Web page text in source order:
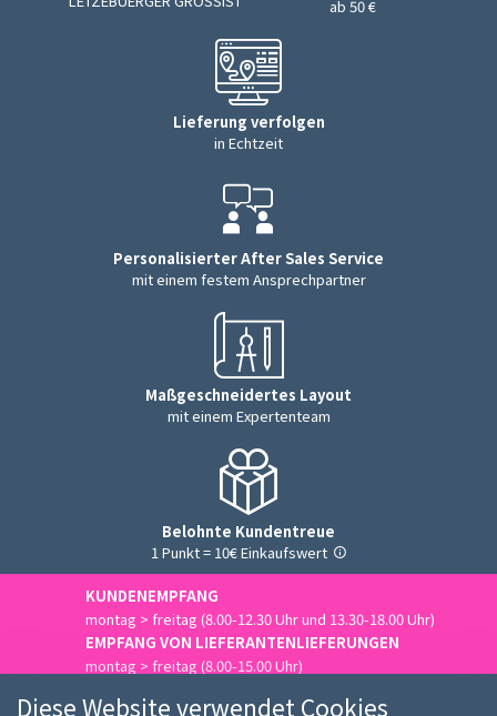
ab 50 €
Lieferung verfolgen
in Echtzeit
Personalisierter After Sales Service
mit einem festem Ansprechpartner
Maßgeschneidertes Layout
mit einem Expertenteam
Belohnte Kundentreue
1 Punkt = 10€ Einkaufswert
KUNDENEMPFANG
montag > freitag (8.00-12.30 Uhr und 13.30-18.00 Uhr)
EMPFANG VON LIEFERANTENLIEFERUNGEN
montag > freitag (8.00-15.00 Uhr)
Diese Website verwendet Cookies